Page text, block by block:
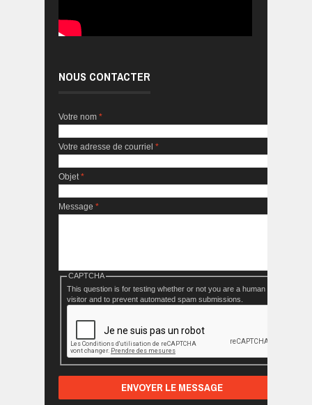
NOUS CONTACTER
Votre nom *
Votre adresse de courriel *
Objet*
Message *
CAPTCHA
This question is for testing whether or not you are a human
visitor and to prevent automated spam submissions.